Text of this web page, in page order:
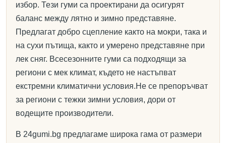
избор. Тези гуми са проектирани да осигурят
баланс между лятно и зимно представяне.
Предлагат добро сцепление както на мокри, така и
на сухи пътища, както и умерено представяне при
лек сняг. Всесезонните гуми са подходящи за
региони с мек климат, където не настъпват
екстремни климатични условия.Не се препоръчват
за региони с тежки зимни условия, дори от
водещите производители.
В 24gumi.bg предлагаме широка гама от размери